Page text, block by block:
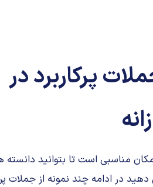
پرکاربرد در
مناسبی است تا بتوانید
در ادامه چند نمونه از جملات